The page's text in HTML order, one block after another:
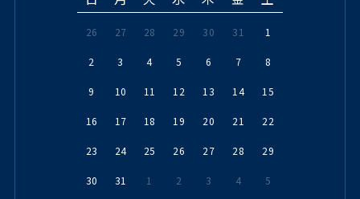
26 27 28 29 30 31 1
2 3 4 5 6 7 8
9 10 11 12 13 14 15
16 17 18 19 20 21 22
23 24 25 26 27 28 29
30 31 1 2 3 4 5